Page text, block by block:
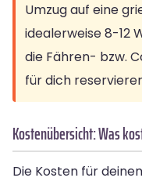
Umzug auf eine
idealerweise 8-12
die Fähren- bzw.
für dich
Kostenübersicht: Was
Die Kosten für